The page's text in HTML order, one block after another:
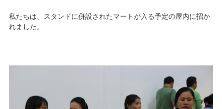
私たちは、スタンドに併設されたマートが入る予定の屋内に招か
れました。